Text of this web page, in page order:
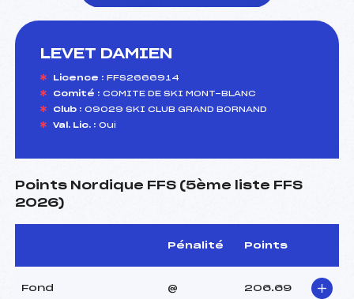
LEVET DAMIEN
Licence : FFS2666914
Comité : COMITE DE SKI MONT-BLANC
Club : 09029 SKI CLUB GRAND BORNAND
Val. Lic. : Oui
Points Nordique FFS (5ème liste FFS
2026)
Pénalité Points
Fond @ 206.69